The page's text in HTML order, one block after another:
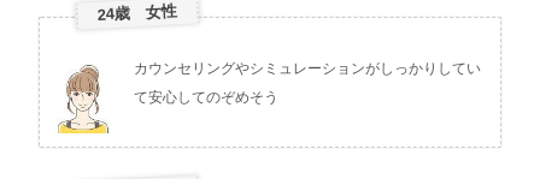
24歳 女性
カウンセリングやシミュレーションがしっかりしてい
て安心してのぞめそう